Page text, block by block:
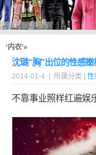
‘内衣’»
沈璐“胸”出位的性感嫩
2014-01-4 | 所属分类 [ 性
不靠事业照样红遍娱